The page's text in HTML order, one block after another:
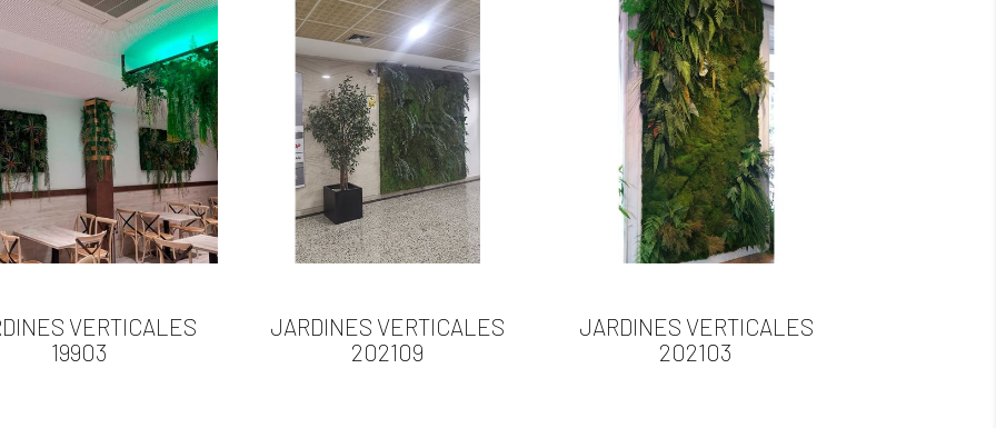
VERTICALES
19903
Vista rápida
JARDINES VERTICALES
202109
Vista rápida
JARDINES VERTICALES
202103
Vista rápida